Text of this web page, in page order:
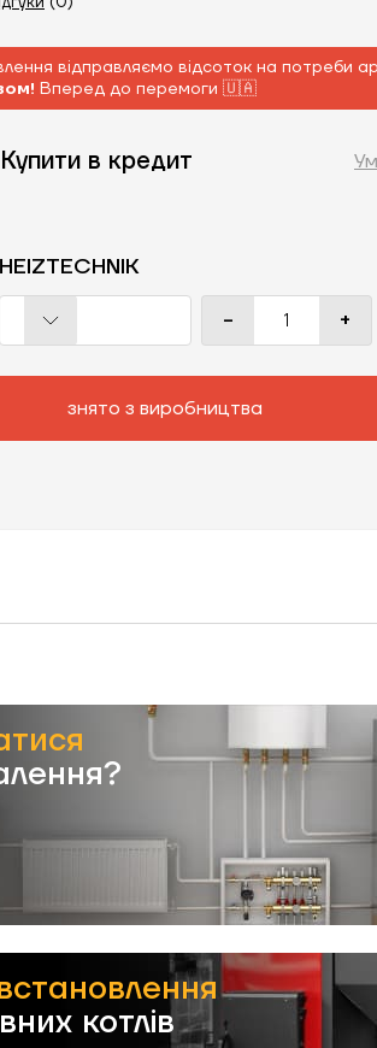
відправляємо відсоток на потреби
Вперед до перемоги 🇺🇦
Купити в кредит
HEIZTECHNIK
- +
знято з виробництва
котлів